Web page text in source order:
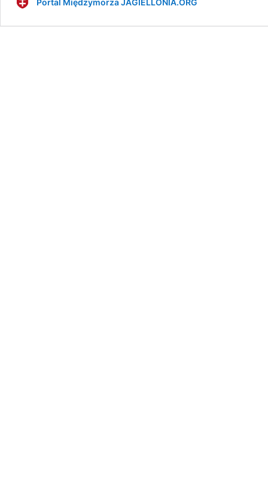
Portal Międzymorza JAGIELLONIA.ORG